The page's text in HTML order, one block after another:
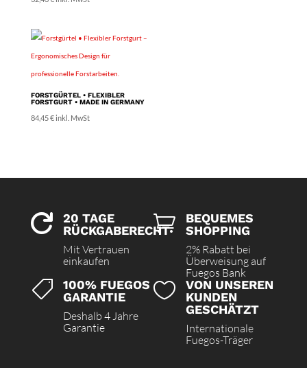
5.00
FORSTGÜRTEL • FLEXIBLER
FORSTGURT • MADE IN GERMANY
84,45€inkl. MwSt

20 TAGE
RÜCKGABERECHT
Mit Vertrauen
einkaufen

BEQUEMES
SHOPPING
2% Rabatt bei
Überweisung auf
Fuegos Bank

100% FUEGOS
GARANTIE
Deshalb 4 Jahre
Garantie

VON UNSEREN
KUNDEN
GESCHÄTZT
Internationale
Fuegos-Träger